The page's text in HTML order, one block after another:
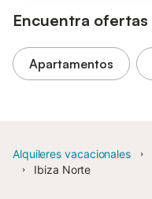
Encuentra ofertas
Apartamentos
Alquileres vacacionales
Ibiza Norte